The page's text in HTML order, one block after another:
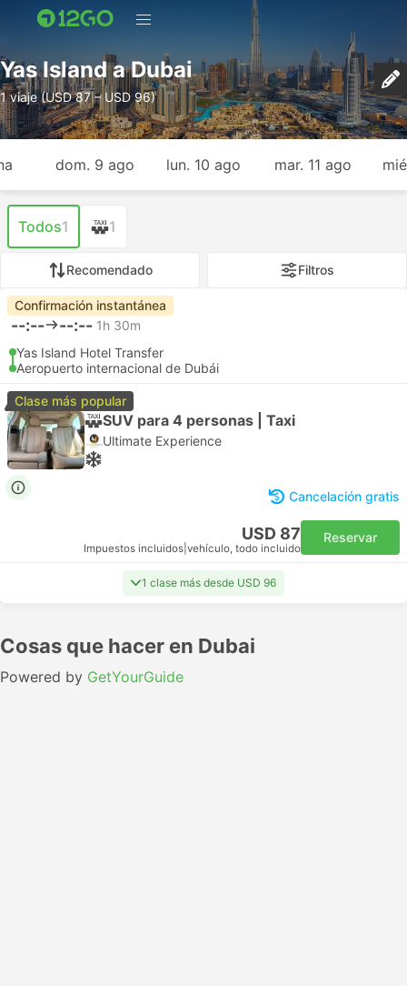
Yas Island a Dubai
1 viaje (USD 87 – USD 96)
dom. 9 ago lun. 10 ago mar. 11 ago
Todos1 1
Recomendado Filtros
Confirmación instantánea
--:-- --:-- 1h 30m
Yas Island Hotel Transfer
Aeropuerto internacional de Dubái
Clase más popular
SUV para 4 personas | Taxi
Ultimate Experience
Cancelación gratis
USD 87
Impuestos incluidos vehículo, todo incluido
Reservar
1 clase más desde USD 96
Cosas que hacer en Dubai
Powered by GetYourGuide